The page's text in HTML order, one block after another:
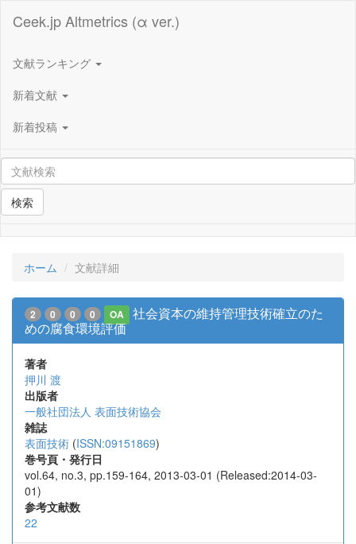
Ceek.jp Altmetrics (α ver.)
文献ランキング
新着文献
新着投稿
検索
ホーム 文献詳細
2 0 0 0 OA
社会資本の維持管理技術確立のた
めの腐食環境評価
著者
押川 渡
出版者
一般社団法人 表面技術協会
雑誌
表面技術 (ISSN:09151869)
巻号頁・発行日
vol.64, no.3, pp.159-164, 2013-03-01 (Released:2014-03-
01)
参考文献数
22